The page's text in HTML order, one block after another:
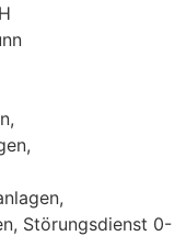
Störungsdienst 0-